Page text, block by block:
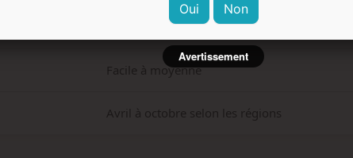
Calmant, sociable, relaxé, bavard, clair, actif
Facile à moyenne
Avril à octobre selon les régions
Oui Non
Avertissement